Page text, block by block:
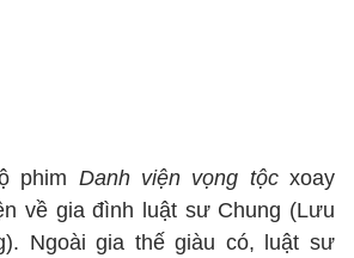
phim Danh viện vọng tộcxoay
về gia đình luật sư Chung (Lưu
Ngoài gia thế giàu có, luật sư